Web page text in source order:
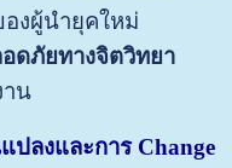
งผู้นำยุคใหม่
ดภัยทางจิตวิทยา
น
ลงและการ Change